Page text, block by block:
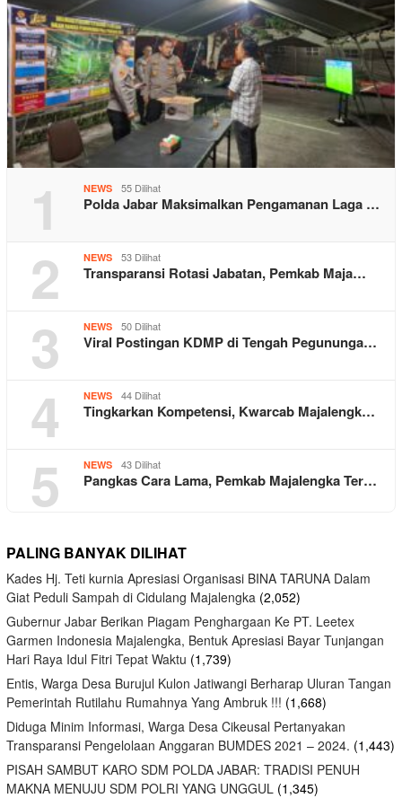
1 NEWS 55 Dilihat
Polda Jabar Maksimalkan Pengamanan Laga …
2 NEWS 53 Dilihat
Transparansi Rotasi Jabatan, Pemkab Maja…
3 NEWS 50 Dilihat
Viral Postingan KDMP di Tengah Pegununga…
4 NEWS 44 Dilihat
Tingkarkan Kompetensi, Kwarcab Majalengk…
5 NEWS 43 Dilihat
Pangkas Cara Lama, Pemkab Majalengka Ter…
PALING BANYAK DILIHAT
Kades Hj. Teti kurnia Apresiasi Organisasi BINA TARUNA Dalam
Giat Peduli Sampah di Cidulang Majalengka (2,052)
Gubernur Jabar Berikan Piagam Penghargaan Ke PT. Leetex
Garmen Indonesia Majalengka, Bentuk Apresiasi Bayar Tunjangan
Hari Raya Idul Fitri Tepat Waktu (1,739)
Entis, Warga Desa Burujul Kulon Jatiwangi Berharap Uluran Tangan
Pemerintah Rutilahu Rumahnya Yang Ambruk !!! (1,668)
Diduga Minim Informasi, Warga Desa Cikeusal Pertanyakan
Transparansi Pengelolaan Anggaran BUMDES 2021 – 2024. (1,443)
PISAH SAMBUT KARO SDM POLDA JABAR: TRADISI PENUH
MAKNA MENUJU SDM POLRI YANG UNGGUL (1,345)